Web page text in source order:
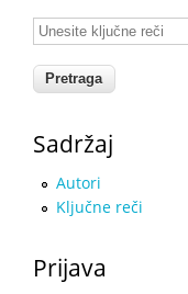
Unesite ključne reči
Sadržaj
Autori
Ključne reči
Prijava